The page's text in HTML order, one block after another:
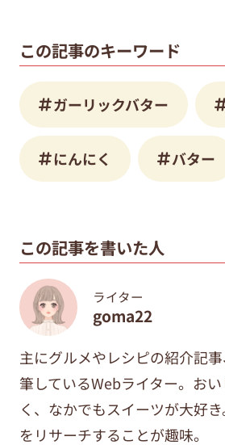
この記事のキーワード
ガーリックバター
にんにく バター
この記事を書いた人
ライター
goma22
主にグルメやレシピの紹介記
筆しているWebライター。お
く、なかでもスイーツが大好
をリサーチすることが趣味。